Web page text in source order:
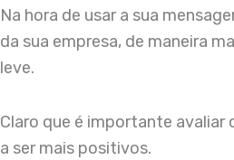
Na hora de usar a sua
da sua empresa, de maneira
leve.
Claro que é importante avaliar
a ser mais positivos.